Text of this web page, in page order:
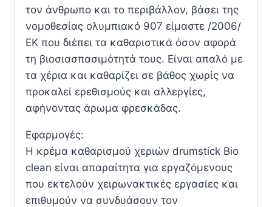
τον άνθρωπο και το περιβάλλον, βάσει της
νομοθεσίας ολυμπιακό 907 είμαστε /2006/
ΕΚ που διέπει τα καθαριστικά όσον αφορά
τη βιοσιασπασιμότητά τους. Είναι απαλό με
τα χέρια και καθαρίζει σε βάθος χωρίς να
προκαλεί ερεθισμούς και αλλεργίες,
αφήνοντας άρωμα φρεσκάδας.
Εφαρμογές:
Η κρέμα καθαρισμού χεριών drumstick Bio
clean είναι απαραίτητα για εργαζόμενους
που εκτελούν χειρωνακτικές εργασίες και
επιθυμούν να συνδυάσουν τον